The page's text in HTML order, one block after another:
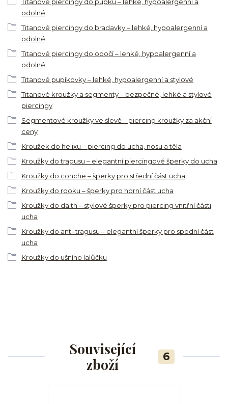
Titanové piercingy do pupku – lehké, hypoalergenní a
odolné
Titanové piercingy do bradavky – lehké, hypoalergenní a
odolné
Titanové piercingy do obočí – lehké, hypoalergenní a
odolné
Titanové pupíkovky – lehké, hypoalergenní a stylové
Titanové kroužky a segmenty – bezpečné, lehké a stylové
piercingy
Segmentové kroužky ve slevě – piercing kroužky za akční
ceny
Kroužek do helixu – piercing do ucha, nosu a těla
Kroužky do tragusu – elegantní piercingové šperky do ucha
Kroužky do conche – šperky pro střední část ucha
Kroužky do rooku – šperky pro horní část ucha
Kroužky do daith – stylové šperky pro piercing vnitřní části
ucha
Kroužky do anti-tragusu – elegantní šperky pro spodní část
ucha
Kroužky do ušního lalůčku
Související
zboží
6